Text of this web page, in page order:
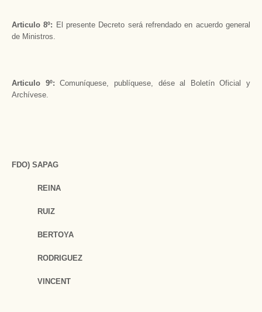
Articulo 8º: El presente Decreto será refrendado en acuerdo general
de Ministros.
Articulo 9º: Comuníquese, publíquese, dése al Boletín Oficial y
Archívese.
FDO) SAPAG
REINA
RUIZ
BERTOYA
RODRIGUEZ
VINCENT